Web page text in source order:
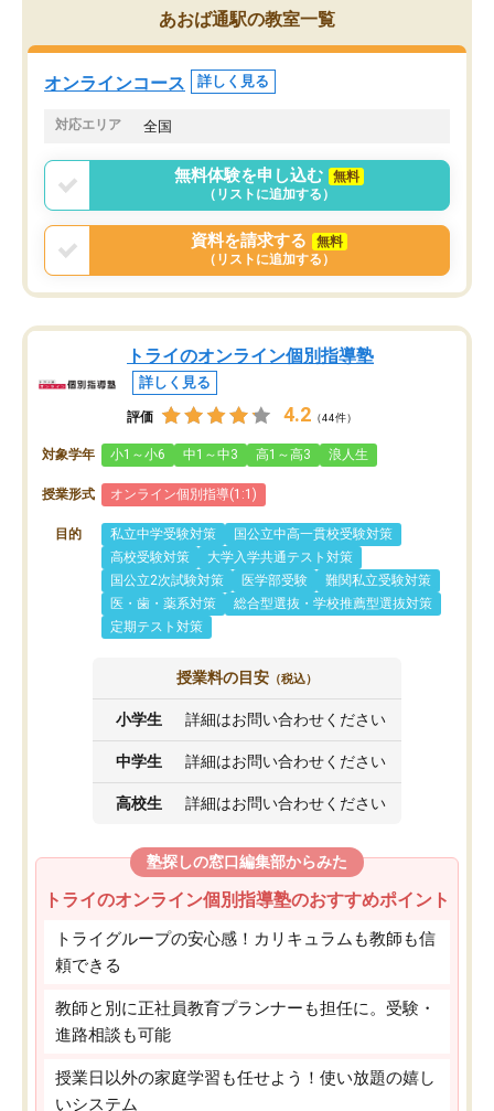
チングのおかげで、停滞期もモチベー
ションを維持できました。「やらされ
る勉強」から「目標のための勉強」へ
意識が変わったことが、目標校への合
た英語の偏差値が10以上
していた公立高校に無事
た。自分から学ぶ姿勢を
あおば通駅の教室一覧
オンラインコース 詳しく見る
対応エリア 全国
無料体験を申し込む
無料
（リストに追加する）
資料を請求する
無料
（リストに追加する）
トライのオンライン個別指導塾
詳しく見る
評価 4.2 （44件）
対象学年 小1～小6 中1～中3 高1～高3 浪人生
授業形式 オンライン個別指導(1:1)
目的 私立中学受験対策
国公立中高一貫校受験対策
高校受験対策
大学入学共通テスト対策
国公立2次試験対策
医学部受験
難関私立受験対策
医・歯・薬系対策
総合型選抜・学校推薦型選抜対策
定期テスト対策
授業料の目安 （税込）
小学生 詳細はお問い合わせください
中学生 詳細はお問い合わせください
高校生 詳細はお問い合わせください
塾探しの窓口編集部からみた
トライのオンライン個別指導塾のおすすめポイント
トライグループの安心感！カリキュラムも教師も信
頼できる
教師と別に正社員教育プランナーも担任に。受験・
進路相談も可能
授業日以外の家庭学習も任せよう！使い放題の嬉し
いシステム